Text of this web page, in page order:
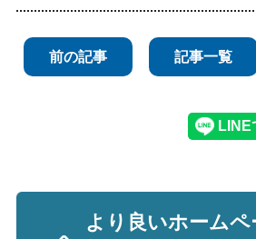
前の記事 記事一覧
より良いホームペ